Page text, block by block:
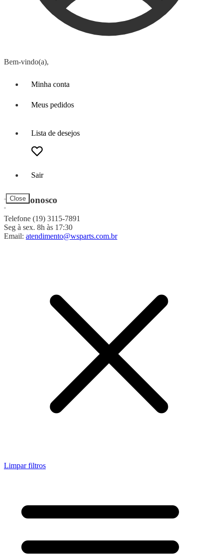
Bem-vindo(a),
Minha conta
Meus pedidos
Lista de desejos
Sair
Close
Fale Conosco
Telefone (19) 3115-7891
Seg à sex. 8h às 17:30
Email: atendimento@wsparts.com.br
Limpar filtros